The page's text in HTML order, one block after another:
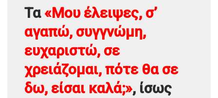
Τα «Μου έλειψες, σ’
αγαπώ, συγγνώμη,
ευχαριστώ, σε
χρειάζομαι, πότε θα σε
δω, είσαι καλά;», ίσως